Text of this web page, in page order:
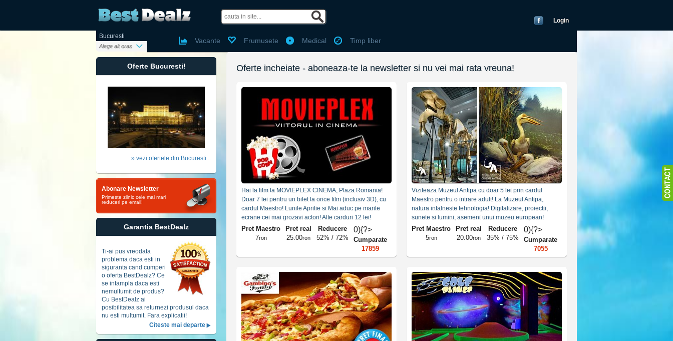
Login
Vacante Frumusete Medical Timp liber
Bucuresti
Alege alt oras
Oferte Bucuresti!
» vezi ofertele din Bucuresti...
Abonare Newsletter
Primeste zilnic cele mai mari
reduceri pe email!
Garantia BestDealz
Ti-ai pus vreodata
problema daca esti in
siguranta cand cumperi
o oferta BestDealz? Ce
se intampla daca esti
nemultumit de produs?
Cu BestDealz ai
posibilitatea sa returnezi produsul daca
nu esti multumit. Fara explicatii!
Citeste mai departe
Oferte incheiate - aboneaza-te la newsletter si nu vei mai rata vreuna!
Hai la film la MOVIEPLEX CINEMA, Plaza Romania!
Doar 7 lei pentru un bilet la orice film (inclusiv 3D), cu
cardul Maestro! Lunile Aprilie si Mai aduc pe marile
ecrane cei mai grozavi actori! Alte carduri 12 lei!
Pret Maestro
7ron
Pret real
25.00ron
0){?>
Reducere
52% / 72%
Cumparate
17859
Viziteaza Muzeul Antipa cu doar 5 lei prin cardul
Maestro pentru o intrare adult! La Muzeul Antipa,
natura intalneste tehnologia! Digitalizare, proiectii,
sunete si lumini, asemeni unui muzeu european!
Experienta Antipa nu se uita usor! Alte carduri 13 lei!
Pret Maestro
5ron
Pret real
20.00ron
0){?>
Reducere
35% / 75%
Cumparate
7055
Ai un cont de facebook?
Ai cont Bestdealz?
Email:
Parola:
Nume si prenume Pentru utilizarea voucherelor
Email Folosit pentru login, nu va fi public
Minim 6 caractere
Telefon Fara puncte sau spatii (ex:0722000000)
Oras Selecteaza cel mai apropiat oras
Vreau sa primesc pe email oferta zilei (recomdandat, te poti dezabona oricand)
termenii si conditiilesipolitica de protectie a datelor cu caracter personal